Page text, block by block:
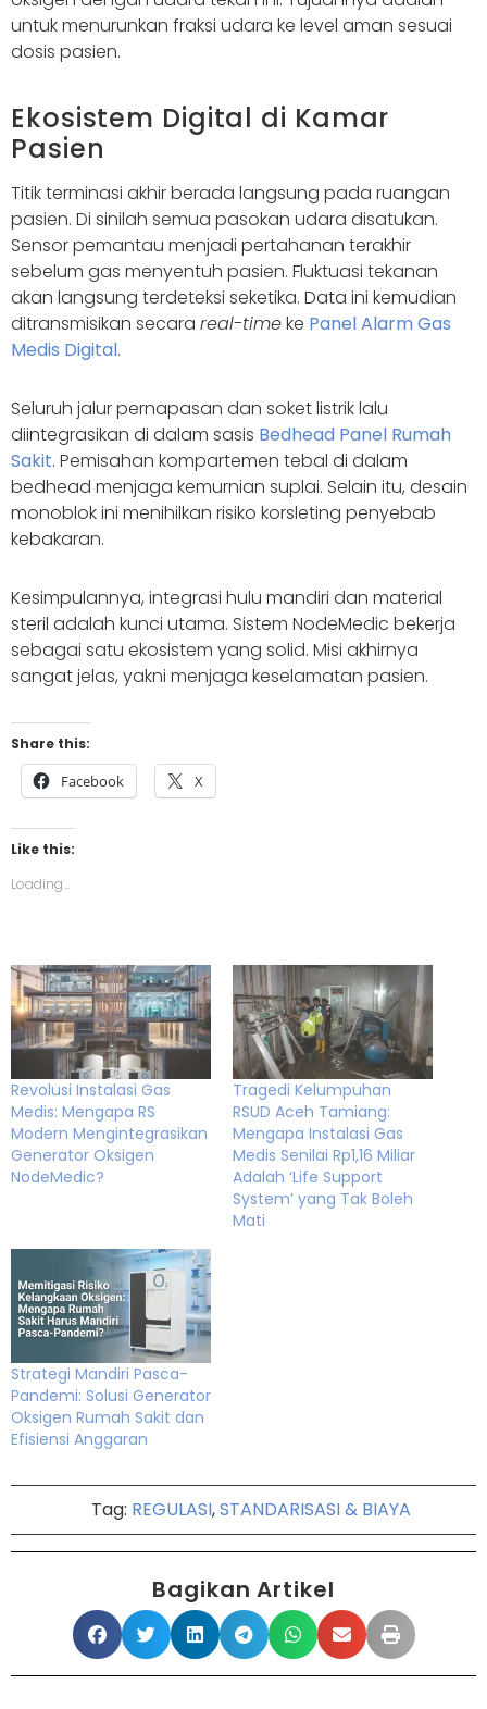
untuk menurunkan fraksi udara ke level aman sesuai
dosis pasien.
Ekosistem Digital di Kamar
Pasien
Titik terminasi akhir berada langsung pada ruangan
pasien. Di sinilah semua pasokan udara disatukan.
Sensor pemantau menjadi pertahanan terakhir
sebelum gas menyentuh pasien. Fluktuasi tekanan
akan langsung terdeteksi seketika. Data ini kemudian
ditransmisikan secara real-timeke Panel Alarm Gas
Medis Digital.
Seluruh jalur pernapasan dan soket listrik lalu
diintegrasikan di dalam sasis Bedhead Panel Rumah
Sakit. Pemisahan kompartemen tebal di dalam
bedhead menjaga kemurnian suplai. Selain itu, desain
monoblok ini menihilkan risiko korsleting penyebab
kebakaran.
Kesimpulannya, integrasi hulu mandiri dan material
steril adalah kunci utama. Sistem NodeMedic bekerja
sebagai satu ekosistem yang solid. Misi akhirnya
sangat jelas, yakni menjaga keselamatan pasien.
Share this:
Facebook X
Like this:
Loading...
Revolusi Instalasi Gas
Medis: Mengapa RS
Modern Mengintegrasikan
Generator Oksigen
NodeMedic?
Tragedi Kelumpuhan
RSUD Aceh Tamiang:
Mengapa Instalasi Gas
Medis Senilai Rp1,16 Miliar
Adalah ‘Life Support
System’ yang Tak Boleh
Mati
Strategi Mandiri Pasca-
Pandemi: Solusi Generator
Oksigen Rumah Sakit dan
Efisiensi Anggaran
Tag: REGULASI,STANDARISASI & BIAYA
Bagikan Artikel